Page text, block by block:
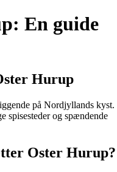
En guide
Hurup
på Nordjyllands kyst.
spisesteder og spændende
Oster Hurup?